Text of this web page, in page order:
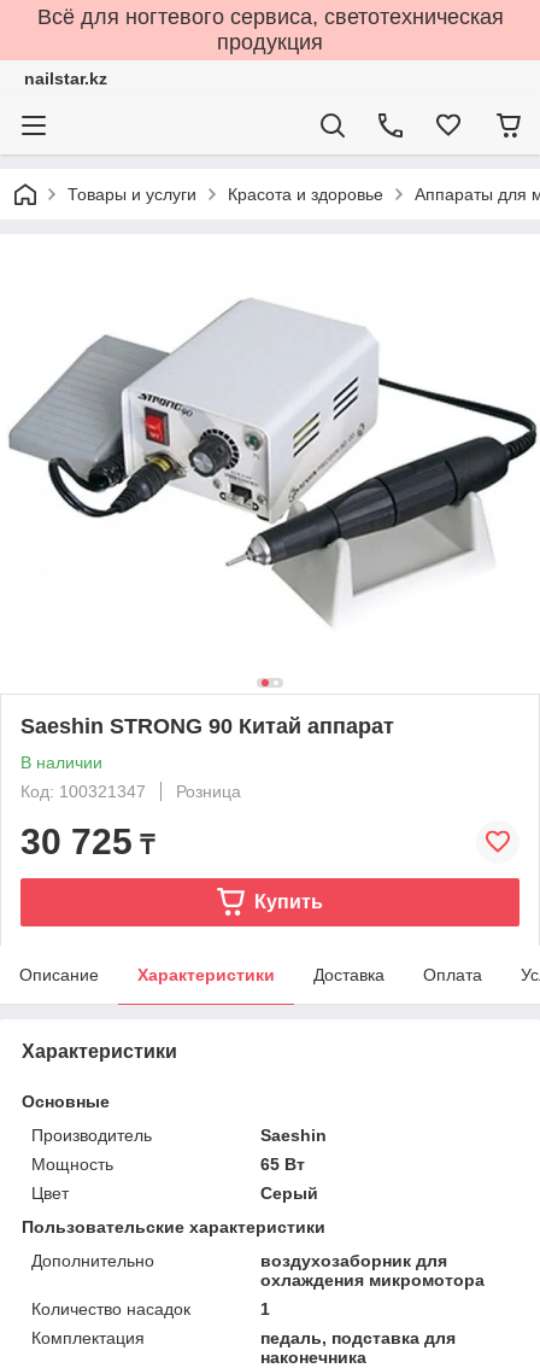
Всё для ногтевого сервиса, светотехническая
продукция
nailstar.kz
Товары и услуги Красота и здоровье Аппараты для
Saeshin STRONG 90 Китай аппарат
В наличии
Код: 100321347
Розница
30 725 ₸
Купить
Описание Характеристики Доставка Оплата
Характеристики
Основные
Производитель
Saeshin
Мощность
65 Вт
Цвет
Серый
Пользовательские характеристики
Дополнительно
воздухозаборник для
охлаждения микромотора
Количество насадок
1
Комплектация
педаль, подставка для
наконечника